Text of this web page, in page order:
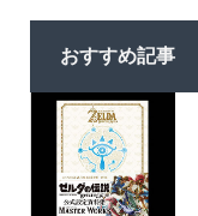
おすすめ記事